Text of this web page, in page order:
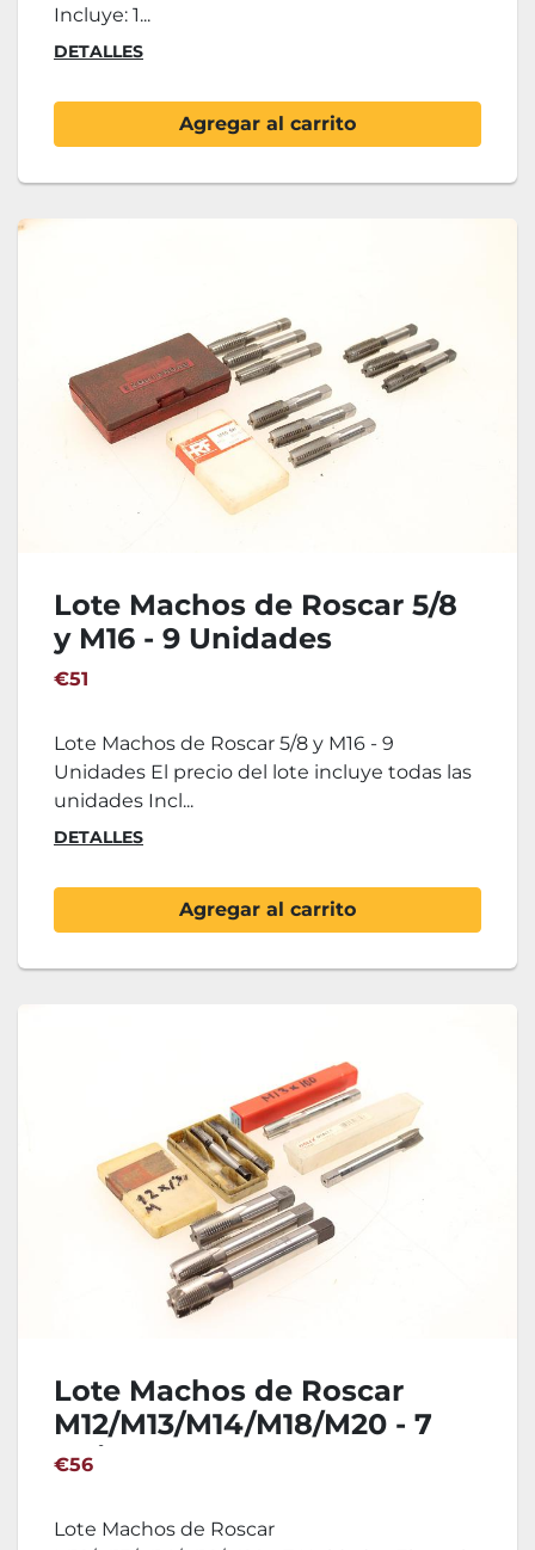
Incluye: 1...
DETALLES
Agregar al carrito
Lote Machos de Roscar 5/8
y M16 - 9 Unidades
€51
Lote Machos de Roscar 5/8 y M16 - 9
Unidades El precio del lote incluye todas las
unidades Incl...
DETALLES
Agregar al carrito
Lote Machos de Roscar
M12/M13/M14/M18/M20 - 7
Unidades
€56
Lote Machos de Roscar